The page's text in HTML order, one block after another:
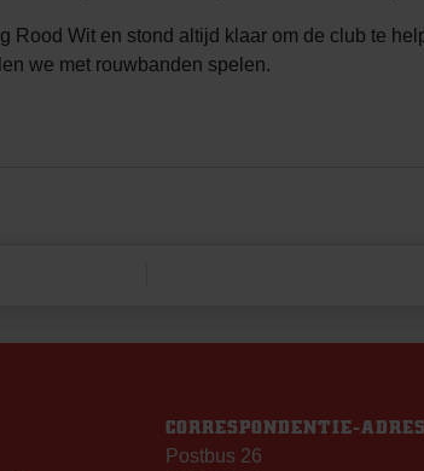
Wit en stond altijd klaar om de club te
we met rouwbanden spelen.
CORRESPONDENTIE-ADRES
Postbus 26